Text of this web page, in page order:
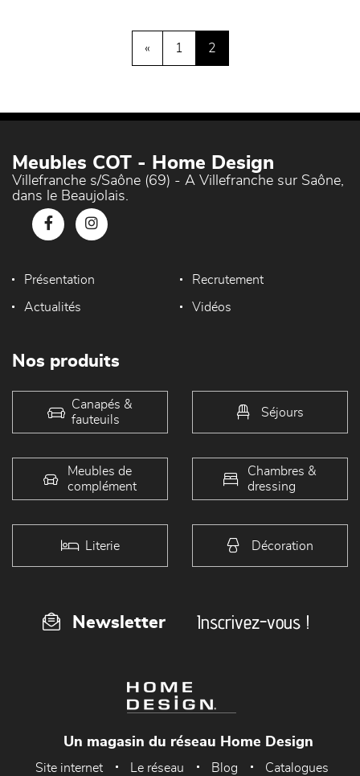
« 1 2
Meubles COT - Home Design
Villefranche s/Saône (69) - A Villefranche sur Saône,
dans le Beaujolais.
Présentation Recrutement
Actualités Vidéos
Nos produits
Canapés &
fauteuils
Séjours
Meubles de
complément
Chambres &
dressing
Literie Décoration
Newsletter Inscrivez-vous !
Un magasin du réseau Home Design
Site internet Le réseau Blog Catalogues